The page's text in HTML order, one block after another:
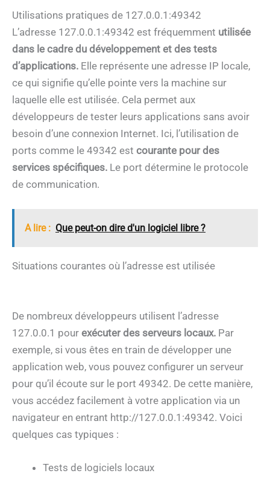
Utilisations pratiques de 127.0.0.1:49342
L’adresse 127.0.0.1:49342 est fréquemment utilisée
dans le cadre du développement et des tests
d’applications. Elle représente une adresse IP locale,
ce qui signifie qu’elle pointe vers la machine sur
laquelle elle est utilisée. Cela permet aux
développeurs de tester leurs applications sans avoir
besoin d’une connexion Internet. Ici, l’utilisation de
ports comme le 49342 est courante pour des
services spécifiques. Le port détermine le protocole
de communication.
A lire : Que peut-on dire d'un logiciel libre ?
Situations courantes où l’adresse est utilisée
De nombreux développeurs utilisent l’adresse
127.0.0.1 pour exécuter des serveurs locaux. Par
exemple, si vous êtes en train de développer une
application web, vous pouvez configurer un serveur
pour qu’il écoute sur le port 49342. De cette manière,
vous accédez facilement à votre application via un
navigateur en entrant http://127.0.0.1:49342. Voici
quelques cas typiques :
Tests de logiciels locaux